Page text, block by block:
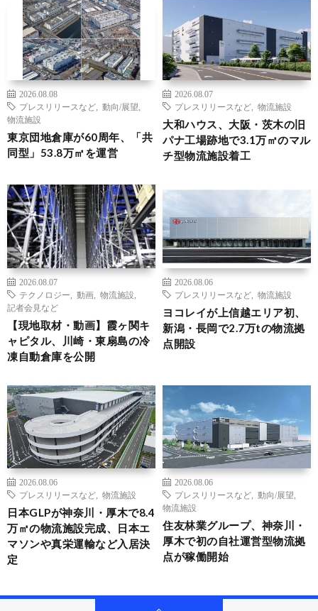
2026.08.08
プレスリリースなど
動向/展望
物流施設
東京団地倉庫が60周年、「共
同型」53.8万㎡を運営
2026.08.07
プレスリリースなど
物流施設
大和ハウス、大阪・茨木の旧
パナ工場跡地で3.1万㎡のマル
チ型物流施設着工
2026.08.07
テクノロジー
動画 物流施設
記者会見など
【現地取材・動画】霞ヶ関キ
ャピタル、川崎・東扇島の冷
凍自動倉庫を公開
2026.08.06
プレスリリースなど
物流施設
ヨコレイが上信越エリア初、
新潟・長岡で2.7万tの物流拠
点開設
2026.08.06
プレスリリースなど
物流施設
日本GLPが神奈川・厚木で8.4
万㎡の物流施設完成、日本エ
マソンや真栄運輸など入居決
定
2026.08.06
プレスリリースなど
動向/展望
物流施設
住友林業グループ、神奈川・
厚木で初の自社運営型物流拠
点が稼働開始